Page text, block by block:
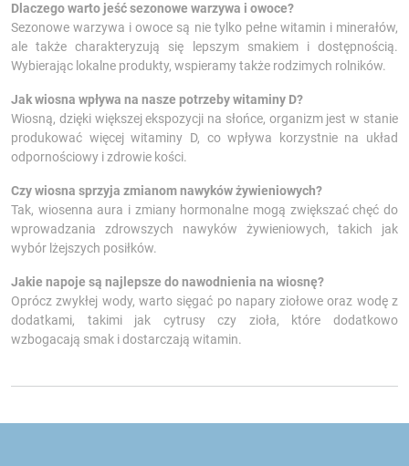
Dlaczego warto jeść sezonowe warzywa i owoce?
Sezonowe warzywa i owoce są nie tylko pełne witamin i minerałów,
ale także charakteryzują się lepszym smakiem i dostępnością.
Wybierając lokalne produkty, wspieramy także rodzimych rolników.
Jak wiosna wpływa na nasze potrzeby witaminy D?
Wiosną, dzięki większej ekspozycji na słońce, organizm jest w stanie
produkować więcej witaminy D, co wpływa korzystnie na układ
odpornościowy i zdrowie kości.
Czy wiosna sprzyja zmianom nawyków żywieniowych?
Tak, wiosenna aura i zmiany hormonalne mogą zwiększać chęć do
wprowadzania zdrowszych nawyków żywieniowych, takich jak
wybór lżejszych posiłków.
Jakie napoje są najlepsze do nawodnienia na wiosnę?
Oprócz zwykłej wody, warto sięgać po napary ziołowe oraz wodę z
dodatkami, takimi jak cytrusy czy zioła, które dodatkowo
wzbogacają smak i dostarczają witamin.